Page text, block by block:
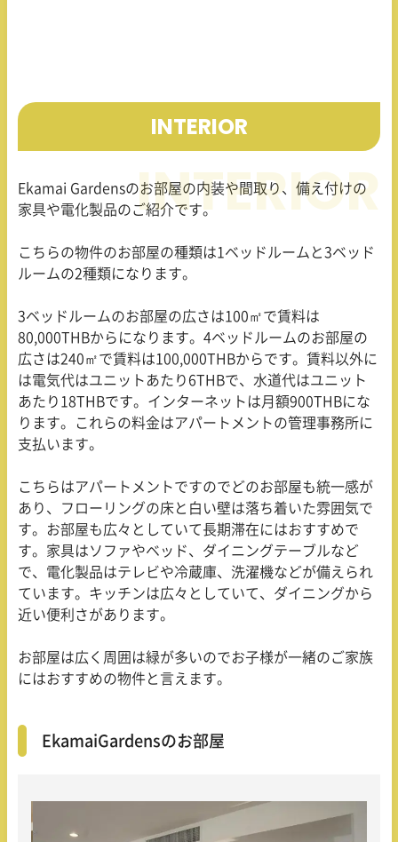
INTERIOR
Ekamai Gardensのお部屋の内装や間取り、備え付けの
家具や電化製品のご紹介です。
こちらの物件のお部屋の種類は1ベッドルームと3ベッド
ルームの2種類になります。
3ベッドルームのお部屋の広さは100㎡で賃料は
80,000THBからになります。4ベッドルームのお部屋の
広さは240㎡で賃料は100,000THBからです。賃料以外に
は電気代はユニットあたり6THBで、水道代はユニット
あたり18THBです。インターネットは月額900THBにな
ります。これらの料金はアパートメントの管理事務所に
支払います。
こちらはアパートメントですのでどのお部屋も統一感が
あり、フローリングの床と白い壁は落ち着いた雰囲気で
す。お部屋も広々としていて長期滞在にはおすすめで
す。家具はソファやベッド、ダイニングテーブルなど
で、電化製品はテレビや冷蔵庫、洗濯機などが備えられ
ています。キッチンは広々としていて、ダイニングから
近い便利さがあります。
お部屋は広く周囲は緑が多いのでお子様が一緒のご家族
にはおすすめの物件と言えます。
EkamaiGardensのお部屋